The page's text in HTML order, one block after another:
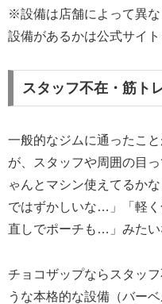
※設備は店舗によって異
設備があるかは公式サイト
スタッフ不在・筋ト
一般的なジムに通ったこ
が、スタッフや周囲の目
ゃんとマシン使えてるか
ではずかしいな…」「軽
直しでポーチも…」みたい
チョコザップならスタッ
うな本格的な設備（バー